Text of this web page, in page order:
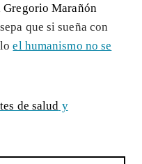
Gregorio Marañón
que si sueña con
el humanismo no se
de salud y